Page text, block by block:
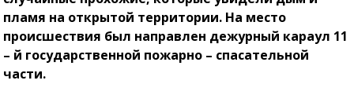
пламя на открытой территории. На место
происшествия был направлен дежурный караул 11
– й государственной пожарно – спасательной
части.